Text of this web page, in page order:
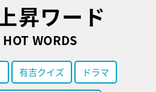
昇ワード
HOT WORDS
有吉クイズ ドラマ